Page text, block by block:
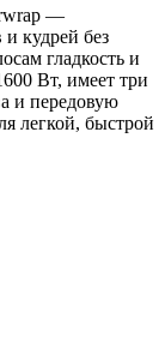
—
кудрей без
гладкость и
Вт, имеет три
и передовую
легкой, быстрой